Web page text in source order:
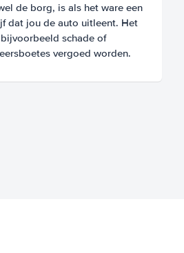
de borg, is als het ware een
dat jou de auto uitleent. Het
schade of
vergoed worden.